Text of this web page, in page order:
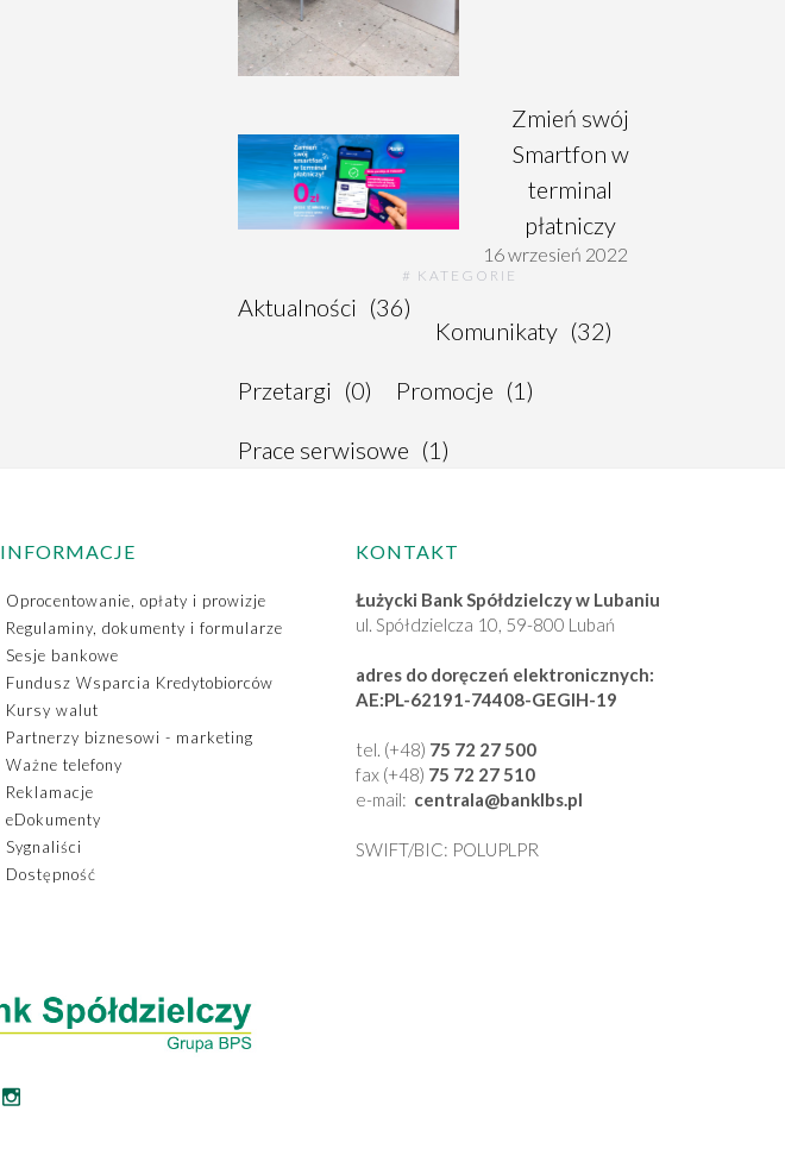
Zmień swój
Smartfon w
terminal
płatniczy
16 wrzesień 2022
# KATEGORIE
Aktualności (36)
Komunikaty (32)
Przetargi (0) Promocje (1)
Prace serwisowe (1)
INFORMACJE
Oprocentowanie, opłaty i prowizje
Regulaminy, dokumenty i formularze
Sesje bankowe
Fundusz Wsparcia Kredytobiorców
Kursy walut
Partnerzy biznesowi - marketing
Ważne telefony
Reklamacje
eDokumenty
Sygnaliści
Dostępność
KONTAKT
Łużycki Bank Spółdzielczy w Lubaniu
ul. Spółdzielcza 10, 59-800 Lubań
adres do doręczeń elektronicznych:
AE:PL-62191-74408-GEGIH-19
tel. (+48) 75 72 27 500
fax (+48) 75 72 27 510
e-mail: centrala@banklbs .pl
SWIFT/BIC: POLUPLPR